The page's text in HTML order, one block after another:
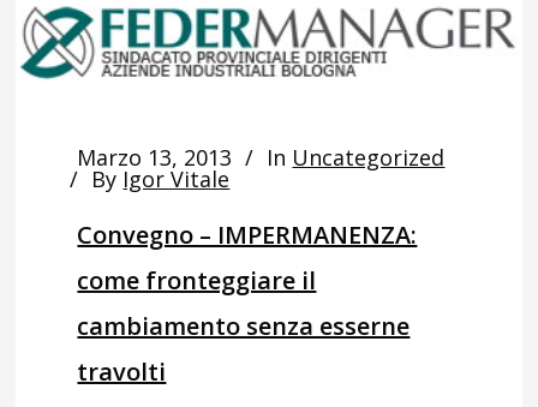
Marzo 13, 2013 In Uncategorized
By Igor Vitale
Convegno – IMPERMANENZA:
come fronteggiare il
cambiamento senza esserne
travolti